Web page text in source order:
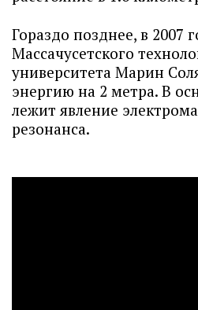
Гораздо позднее, в 2007
Массачусетского
университета Марин
энергию на 2 метра. В
лежит явление
резонанса.